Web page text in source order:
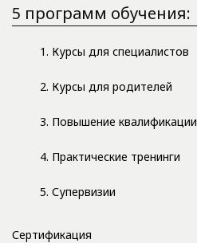
5 программ обучения:
1. Курсы для специалистов
2. Курсы для родителей
3. Повышение квалификации
4. Практические тренинги
5. Супервизии
Сертификация